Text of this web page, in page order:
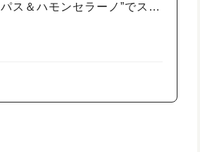
パス＆ハモンセラーノ”でスペ